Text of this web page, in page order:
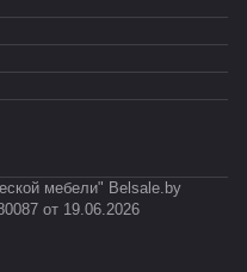
мебели" Belsale.by
от 19.06.2026